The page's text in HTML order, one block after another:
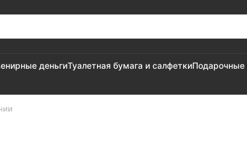
деньгиТуалетная бумага и салфеткиПодарочные